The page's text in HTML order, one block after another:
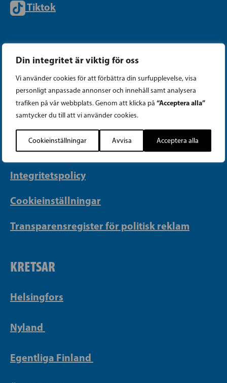
Din integritet är viktig för oss
Vi använder cookies för att förbättra din surfupplevelse, visa
personligt anpassade annonser och innehåll samt analysera
trafiken på vår webbplats. Genom att klicka på “Acceptera alla”
samtycker du till att vi använder cookies.
Cookieinställningar Avvisa Acceptera alla
Tiktok
PARTIKANSLIET
Telefon (09) 693 070
PB 430, 00101 Helsingfors
Georgsgatan 27, 00100 Helsingfors
Faktureringsuppgifter
Integritetspolicy
Cookieinställningar
Transparensregister för politisk reklam
KRETSAR
Helsingfors
Nyland
Egentliga Finland